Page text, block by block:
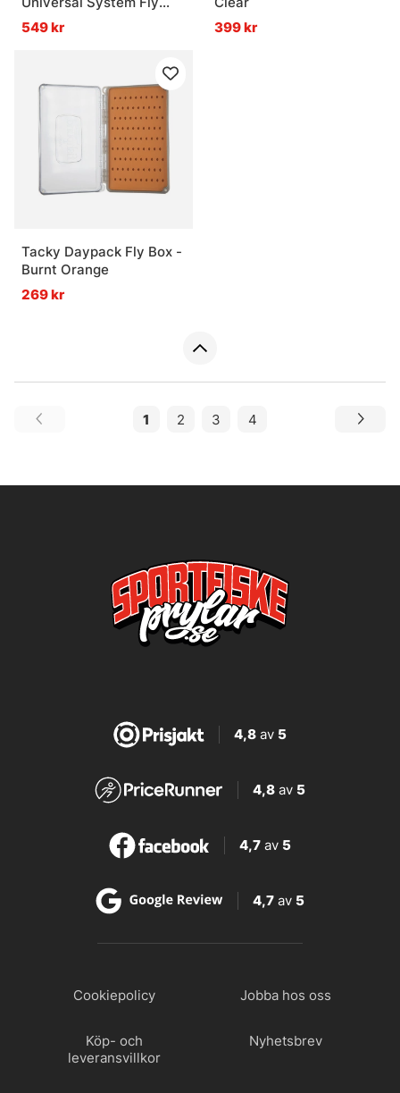
Patch
549 kr
399 kr
Tacky Daypack Fly Box -
Burnt Orange
269 kr
1 2 3 4
4,8av 5
4,8 av 5
4,7 av 5
4,7 av 5
Cookiepolicy Jobba hos oss
Köp- och
leveransvillkor
Nyhetsbrev